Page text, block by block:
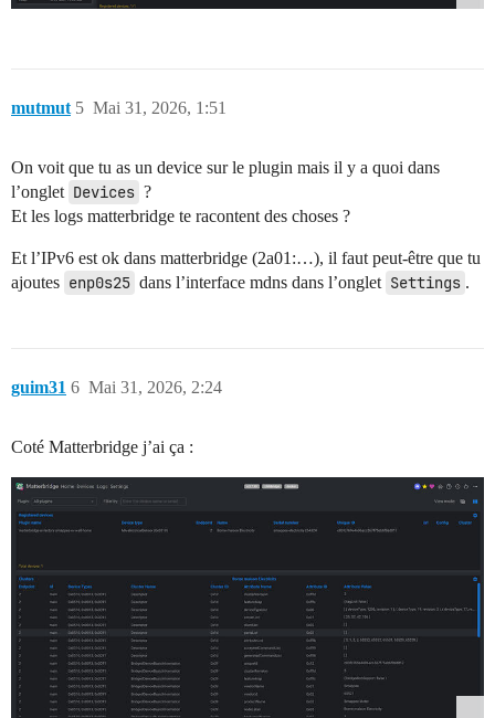
mutmut Mai 31, 2026, 1:51
5
On voit que tu as un device sur le plugin mais il y a quoi dans
l’onglet Devices ?
Et les logs matterbridge te racontent des choses ?
Et l’IPv6 est ok dans matterbridge (2a01:…), il faut peut-être que tu
ajoutes enp0s25 dans l’interface mdns dans l’onglet Settings .
guim31 Mai 31, 2026, 2:24
6
Coté Matterbridge j’ai ça :